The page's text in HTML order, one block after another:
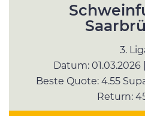
3.
Datum: 01.03.2026 |
Beste Quote: 4.55
Return: